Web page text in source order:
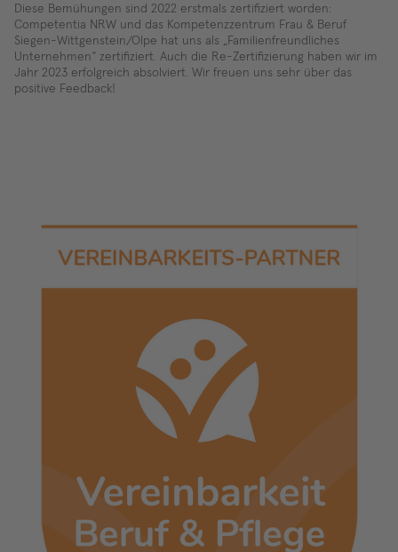
Diese Bemühungen sind 2022 erstmals zertifiziert worden:
Competentia NRW und das Kompetenzzentrum Frau & Beruf
Siegen-Wittgenstein/Olpe hat uns als „Familienfreundliches
Unternehmen“ zertifiziert. Auch die Re-Zertifizierung haben wir im
Jahr 2023 erfolgreich absolviert. Wir freuen uns sehr über das
positive Feedback!